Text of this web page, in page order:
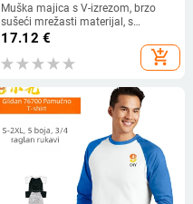
Muška majica s V-izrezom, brzo
sušeći mrežasti materijal, s
zastavama SAD-a, Kanade i
Meksika, kratke rukave, ljetna
sportska odjeća
17.12 €
add_shopping_cart